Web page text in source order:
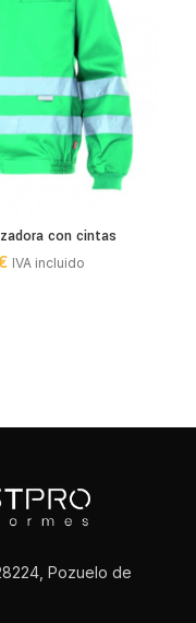
con cintas
IVA incluido
Pozuelo de